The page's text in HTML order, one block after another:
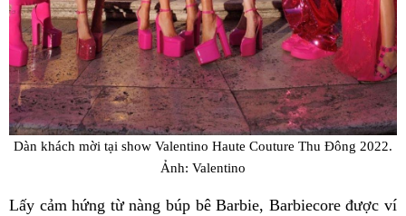
Dàn khách mời tại show Valentino Haute Couture Thu Đông 2022.
Ảnh: Valentino
Lấy cảm hứng từ nàng búp bê Barbie, Barbiecore được ví